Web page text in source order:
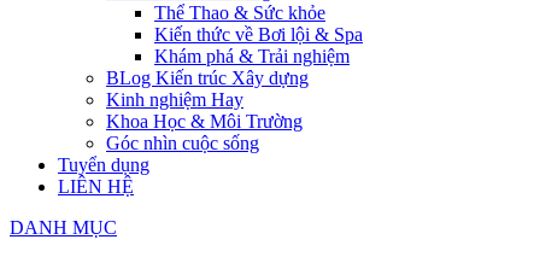
Thể Thao & Sức khỏe
Kiến thức về Bơi lội & Spa
Khám phá & Trải nghiệm
BLog Kiến trúc Xây dựng
Kinh nghiệm Hay
Khoa Học & Môi Trường
Góc nhìn cuộc sống
Tuyển dụng
LIÊN HỆ
DANH MỤC